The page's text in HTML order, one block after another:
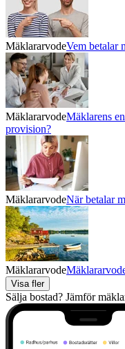
MäklararvodeVem betalar
MäklararvodeMäklarens
provision?
MäklararvodeNär betalar
Mäklararvode
Visa fler
Sälja bostad? Jämför